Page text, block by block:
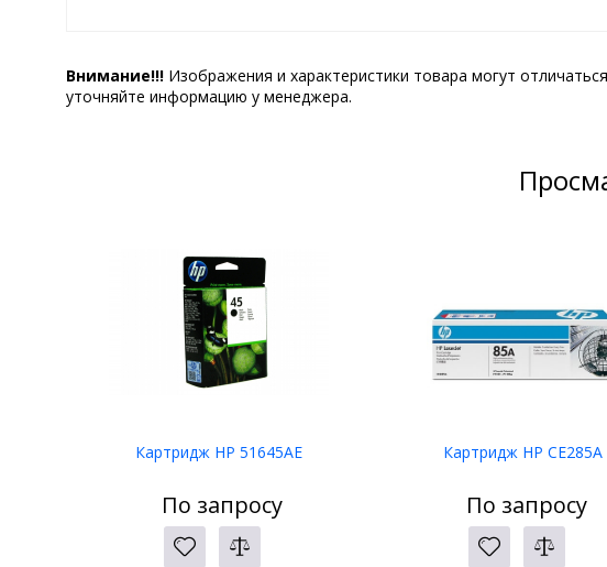
Внимание!!! Изображения и характеристики товара могут
уточняйте информацию у менеджера.
Картридж HP 51645AE
По запросу
Картридж HP CE285A
По запросу